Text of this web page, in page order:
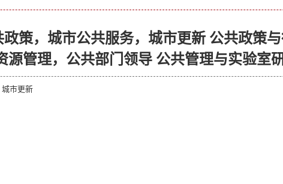
策，城市公共服务，城市更新 公共政策
源管理，公共部门领导 公共管理与实验室
市更新